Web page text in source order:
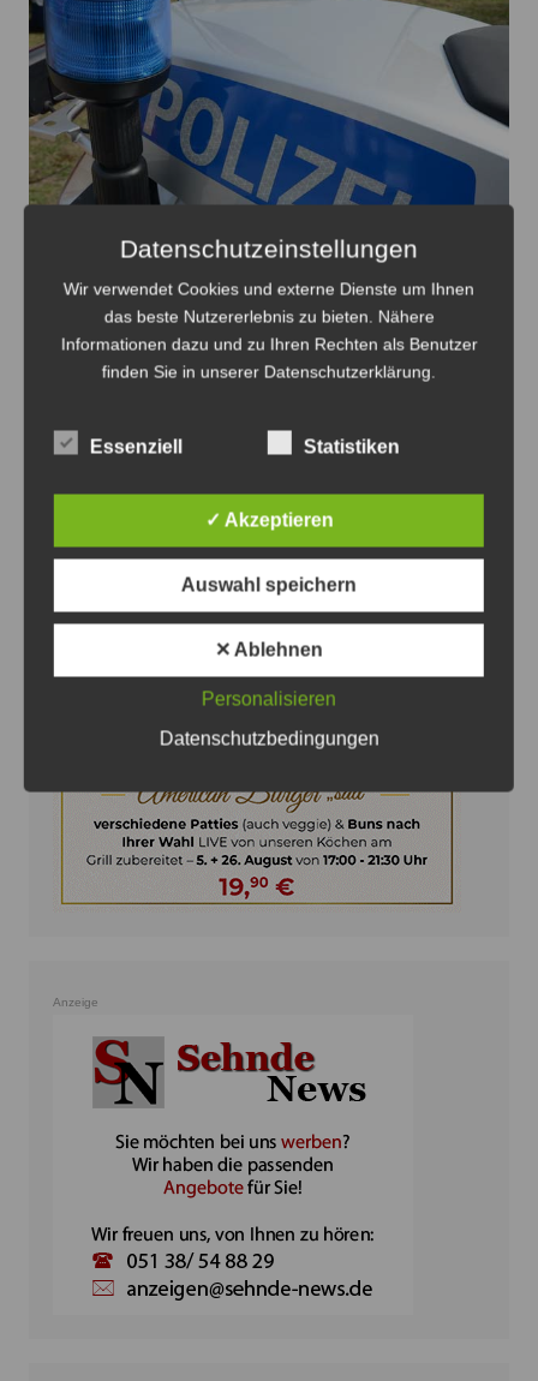
Mit der Motorrad- und Radstaffel der Polizei wurden die
Schwerpunktkontrollen vorgenommen - Foto: JPH
Polizeiliche Schwerpunktkontrolle von
10. August 2026
Anzeige
Datenschutzeinstellungen
Wir verwendet Cookies und externe Dienste um Ihnen
das beste Nutzererlebnis zu bieten. Nähere
Informationen dazu und zu Ihren Rechten als Benutzer
finden Sie in unserer Datenschutzerklärung.
Essenziell Statistiken
✓ Akzeptieren
Auswahl speichern
✕ Ablehnen
Personalisieren
Datenschutzbedingungen